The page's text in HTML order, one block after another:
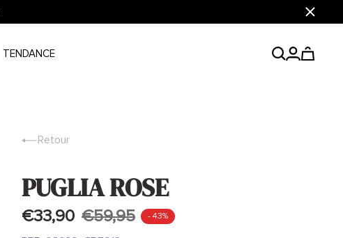
Fermer
TENDANCE
Retour
PUGLIA ROSE
€33,90 €59,95 - 43%